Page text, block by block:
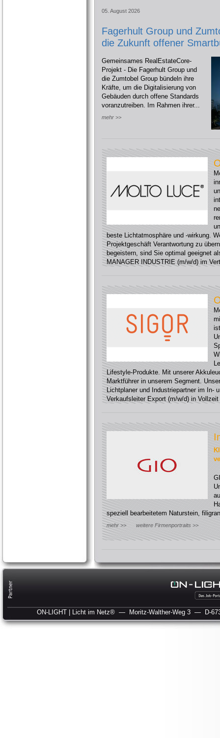
05. August 2026
Fagerhult Group und
die Zukunft offener
Gemeinsames RealEstateCore-
Projekt - Die Fagerhult Group und
die Zumtobel Group bündeln ihre
Kräfte, um die Digitalisierung von
Gebäuden durch offene Standards
voranzutreiben. Im Rahmen ihrer...
mehr >>
beste Lichtatmosphäre und -wirkung.
Projektgeschäft Verantwortung zu
begeistern, sind Sie optimal geeignet
MANAGER INDUSTRIE (m/w/d) im
Lifestyle-Produkte. Mit unserer
Marktführer in unserem Segment.
Lichtplaner und Industriepartner im In-
Verkaufsleiter Export (m/w/d) in
speziell bearbeitetem Naturstein,
mehr >> weitere Firmenportraits >>
ON-LIGHT | Licht im Netz® — Moritz-Walther-Weg 3 — D-